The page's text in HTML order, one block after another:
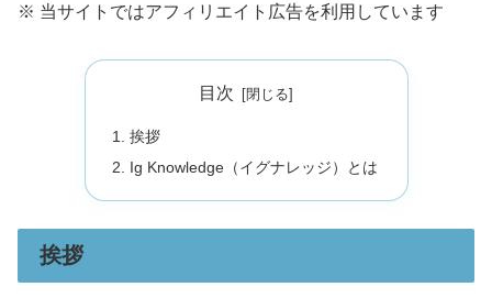
※ 当サイトではアフィリエイト広告を利用しています
目次
挨拶
Ig Knowledge（イグナレッジ）とは
挨拶